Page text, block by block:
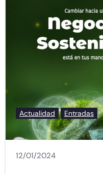
Actualidad Entradas
12/01/2024